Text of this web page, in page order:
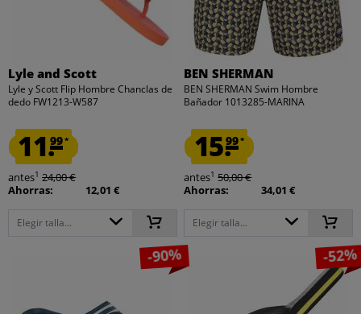
Lyle and Scott
Lyle y Scott Flip Hombre Chanclas de
dedo FW1213-W587
11.99*
antes1 24,00 €
Ahorras:
12,01 €
Elegir talla...
BEN SHERMAN
BEN SHERMAN Swim Hombre
Bañador 1013285-MARINA
15.99*
antes1 50,00 €
Ahorras:
34,01 €
Elegir talla...
-90% -52%